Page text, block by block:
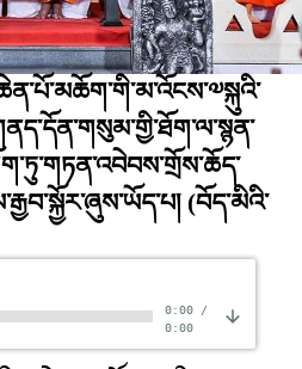
(བོད་མིའི་
0:00/
0:00